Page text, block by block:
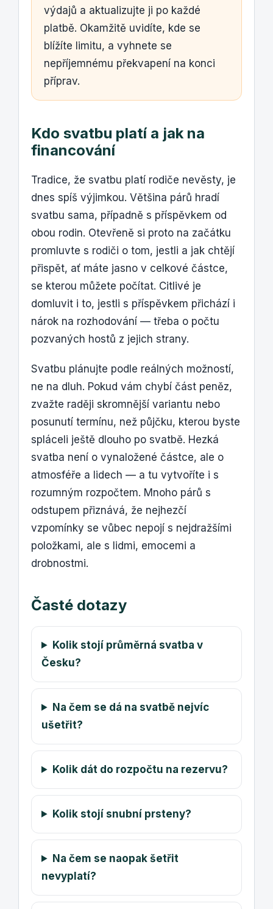
výdajů a aktualizujte ji po každé
platbě. Okamžitě uvidíte, kde se
blížíte limitu, a vyhnete se
nepříjemnému překvapení na konci
příprav.
Kdo svatbu platí a jak na
financování
Tradice, že svatbu platí rodiče nevěsty, je
dnes spíš výjimkou. Většina párů hradí
svatbu sama, případně s příspěvkem od
obou rodin. Otevřeně si proto na začátku
promluvte s rodiči o tom, jestli a jak chtějí
přispět, ať máte jasno v celkové částce,
se kterou můžete počítat. Citlivé je
domluvit i to, jestli s příspěvkem přichází i
nárok na rozhodování — třeba o počtu
pozvaných hostů z jejich strany.
Svatbu plánujte podle reálných možností,
ne na dluh. Pokud vám chybí část peněz,
zvažte raději skromnější variantu nebo
posunutí termínu, než půjčku, kterou byste
spláceli ještě dlouho po svatbě. Hezká
svatba není o vynaložené částce, ale o
atmosféře a lidech — a tu vytvoříte i s
rozumným rozpočtem. Mnoho párů s
odstupem přiznává, že nejhezčí
vzpomínky se vůbec nepojí s nejdražšími
položkami, ale s lidmi, emocemi a
drobnostmi.
Časté dotazy
Kolik stojí průměrná svatba v
Česku?
Na čem se dá na svatbě nejvíc
ušetřit?
Kolik dát do rozpočtu na rezervu?
Kolik stojí snubní prsteny?
Na čem se naopak šetřit
nevyplatí?